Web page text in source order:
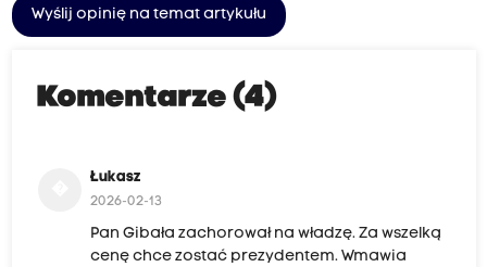
Wyślij opinię na temat artykułu
Komentarze (4)
Łukasz
2026-02-13
Pan Gibała zachorował na władzę. Za wszelką
cenę chce zostać prezydentem. Wmawia